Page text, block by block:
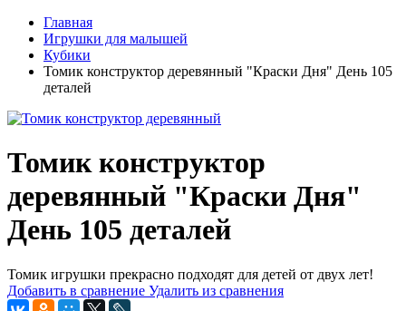
Главная
Игрушки для малышей
Кубики
Томик конструктор деревянный "Краски Дня" День 105
деталей
Томик конструктор
деревянный "Краски Дня"
День 105 деталей
Томик игрушки прекрасно подходят для детей от двух лет!
Добавить в сравнение Удалить из сравнения